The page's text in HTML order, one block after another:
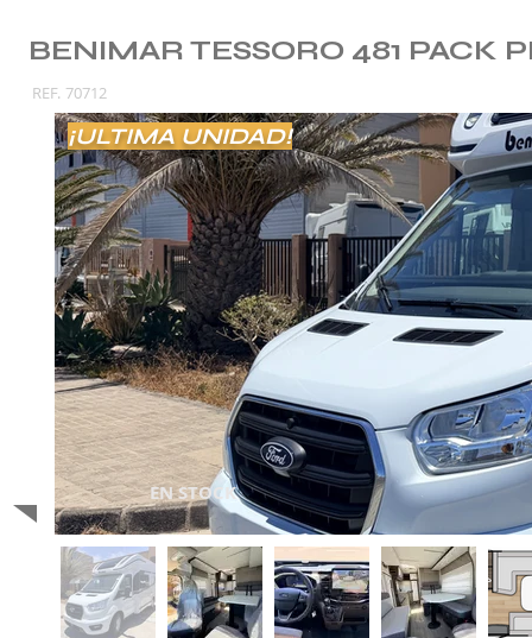
BENIMAR TESSORO 481 PACK
REF. 70712
EN STOCK
¡ULTIMA UNIDAD!